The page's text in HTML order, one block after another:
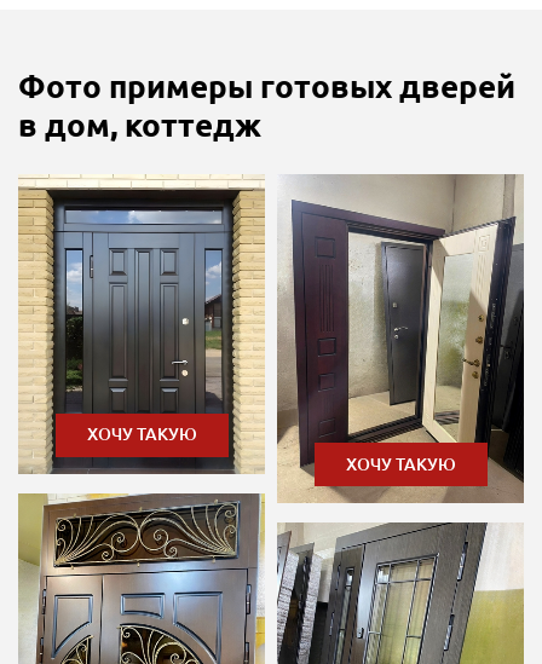
Фото примеры готовых дверей
в дом, коттедж
ХОЧУ ТАКУЮ
ХОЧУ ТАКУЮ